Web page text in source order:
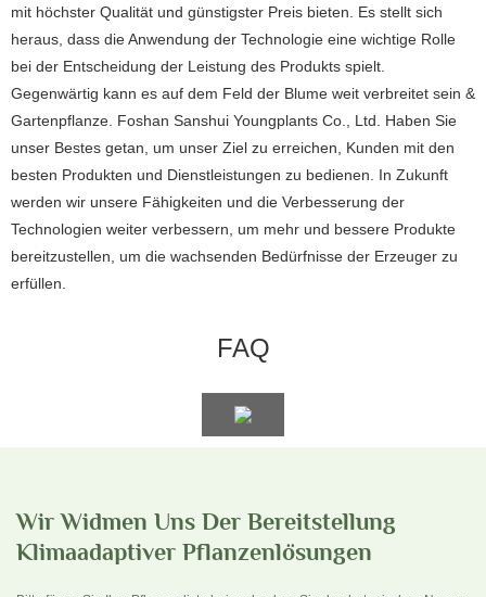
mit höchster Qualität und günstigster Preis bieten. Es stellt sich
heraus, dass die Anwendung der Technologie eine wichtige Rolle
bei der Entscheidung der Leistung des Produkts spielt.
Gegenwärtig kann es auf dem Feld der Blume weit verbreitet sein &
Gartenpflanze. Foshan Sanshui Youngplants Co., Ltd. Haben Sie
unser Bestes getan, um unser Ziel zu erreichen, Kunden mit den
besten Produkten und Dienstleistungen zu bedienen. In Zukunft
werden wir unsere Fähigkeiten und die Verbesserung der
Technologien weiter verbessern, um mehr und bessere Produkte
bereitzustellen, um die wachsenden Bedürfnisse der Erzeuger zu
erfüllen.
FAQ
Wir Widmen Uns Der Bereitstellung
Klimaadaptiver Pflanzenlösungen